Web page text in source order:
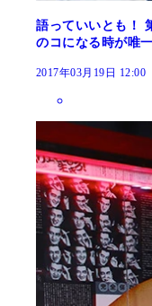
語っていいとも！
のコになる時が唯
2017年03月19日 12:00